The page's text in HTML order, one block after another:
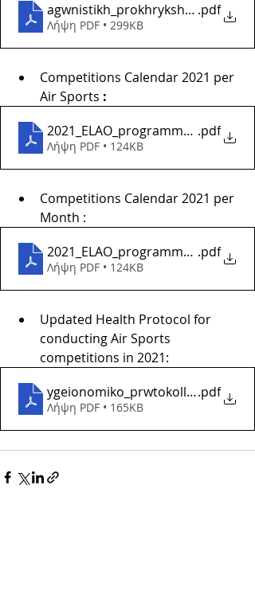
agwnistikh_prokhryksh_2021
.pdf
Λήψη PDF • 299KB
Competitions Calendar 2021 per
Air Sports :
.pdf
Λήψη PDF • 124KB
Competitions Calendar 2021 per
Month :
2021_ELAO_programma_ana_mhna
.pdf
Λήψη PDF • 124KB
Updated Health Protocol for
conducting Air Sports
competitions in 2021:
ygeionomiko_prwtokollo_2021
.pdf
Λήψη PDF • 165KB